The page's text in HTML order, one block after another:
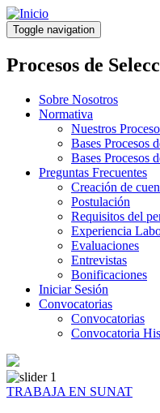
Pasar
al
contenido
principal
Toggle navigation
Procesos de
Sobre Nosotros
Normativa
Nuestros
Bases Procesos
Bases Procesos
Preguntas Frecuentes
Creación de
Postulación
Requisitos del
Experiencia
Evaluaciones
Entrevistas
Bonificaciones
Iniciar Sesión
Convocatorias
Convocatorias
Convocatoria
TRABAJA EN SUNAT